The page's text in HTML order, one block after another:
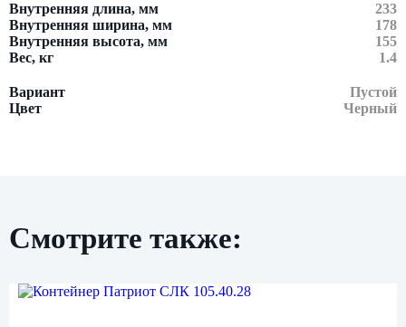
Внутренняя длина, мм
233
Внутренняя ширина, мм
178
Внутренняя высота, мм
155
Вес, кг
1.4
Вариант
Пустой
Цвет
Черный
Смотрите также:
Нажимая кнопку «Отправить», вы даете свое